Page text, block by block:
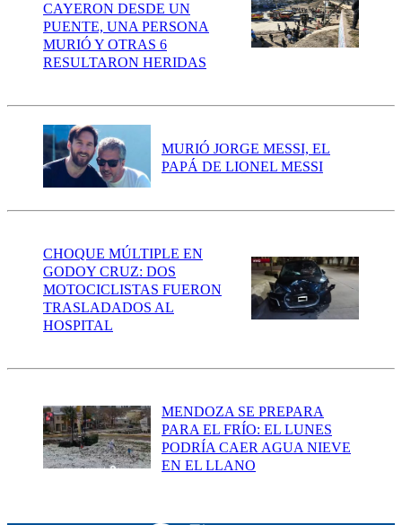
CAYERON DESDE UN
PUENTE, UNA PERSONA
MURIÓ Y OTRAS 6
RESULTARON HERIDAS
MURIÓ JORGE MESSI, EL
PAPÁ DE LIONEL MESSI
CHOQUE MÚLTIPLE EN
GODOY CRUZ: DOS
MOTOCICLISTAS FUERON
TRASLADADOS AL
HOSPITAL
MENDOZA SE PREPARA
PARA EL FRÍO: EL LUNES
PODRÍA CAER AGUA NIEVE
EN EL LLANO